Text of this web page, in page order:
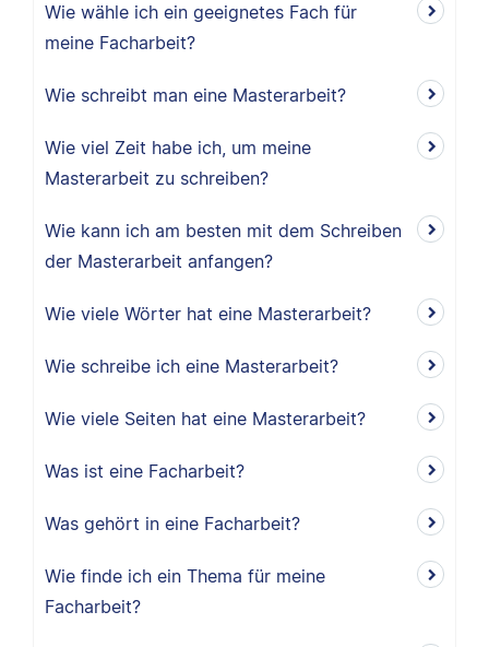
Wie wähle ich ein geeignetes Fach für
meine Facharbeit?
Wie schreibt man eine Masterarbeit?
Wie viel Zeit habe ich, um meine
Masterarbeit zu schreiben?
Wie kann ich am besten mit dem Schreiben
der Masterarbeit anfangen?
Wie viele Wörter hat eine Masterarbeit?
Wie schreibe ich eine Masterarbeit?
Wie viele Seiten hat eine Masterarbeit?
Was ist eine Facharbeit?
Was gehört in eine Facharbeit?
Wie finde ich ein Thema für meine
Facharbeit?